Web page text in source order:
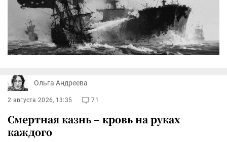
Ольга Андреева
2 августа 2026, 13:35 71
Смертная казнь – кровь на руках
каждого